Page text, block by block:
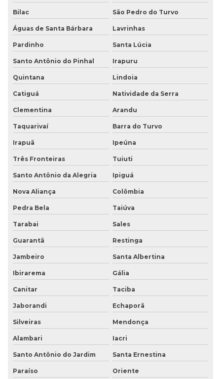
Bilac São Pedro do Turvo
Águas de Santa Bárbara Lavrinhas
Pardinho Santa Lúcia
Santo Antônio do Pinhal Irapuru
Quintana Lindoia
Catiguá Natividade da Serra
Clementina Arandu
Taquarivaí Barra do Turvo
Irapuã Ipeúna
Três Fronteiras Tuiuti
Santo Antônio da Alegria Ipiguá
Nova Aliança Colômbia
Pedra Bela Taiúva
Tarabai Sales
Guarantã Restinga
Jambeiro Santa Albertina
Ibirarema Gália
Canitar Taciba
Jaborandi Echaporã
Silveiras Mendonça
Alambari Iacri
Santo Antônio do Jardim Santa Ernestina
Paraíso Oriente